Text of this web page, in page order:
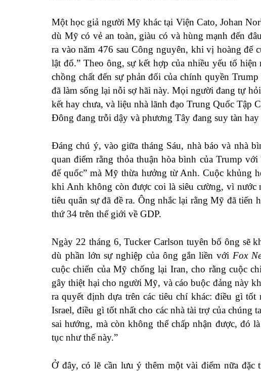
Một học giả người Mỹ khác tại Viện Cato, Johan
dù Mỹ có vẻ an toàn, giàu có và hùng mạnh đến
ra vào năm 476 sau Công nguyên, khi vị hoàng đế
lật đổ.” Theo ông, sự kết hợp của nhiều yếu tố
chồng chất đến sự phản đối của chính quyền
đã làm sống lại nỗi sợ hãi này. Mọi người đang tự
kết hay chưa, và liệu nhà lãnh đạo Trung Quốc Tập
Đông đang trỗi dậy và phương Tây đang suy tàn
Đáng chú ý, vào giữa tháng Sáu, nhà báo và nhà
quan điểm rằng thỏa thuận hòa bình của Trump
đế quốc” mà Mỹ thừa hưởng từ Anh. Cuộc khủng
khi Anh không còn được coi là siêu cường, vì nước
tiêu quân sự đã đề ra. Ông nhắc lại rằng Mỹ đã tiến
thứ 34 trên thế giới về GDP.
Ngày 22 tháng 6, Tucker Carlson tuyên bố ông sẽ
dù phần lớn sự nghiệp của ông gắn liền với Fox
cuộc chiến của Mỹ chống lại Iran,cho rằng cuộc
gây thiệt hại cho người Mỹ, và cáo buộc đảng này
ra quyết định dựa trên các tiêu chí khác: điều gì
Israel, điều gì tốt nhất cho các nhà tài trợ của
sai hướng, mà còn không thể chấp nhận được, đó
tục như thế này.”
Ở đây, có lẽ cần lưu ý thêm một vài điểm nữa đặc